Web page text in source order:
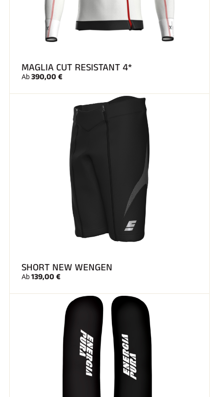
SKIFAHREN IN JEDEM GELÄNDE
SKILANGLAUF
MAGLIA CUT RESISTANT 4*
Ab390,00 €
SHORT NEW WENGEN
Ab139,00 €